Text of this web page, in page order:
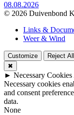
08.08.2026
© 2026 Duivenbond
Links &
Weer & Wind
Customize Reject All
✖
► Necessary Cookies
Necessary cookies
and consent
data.
None